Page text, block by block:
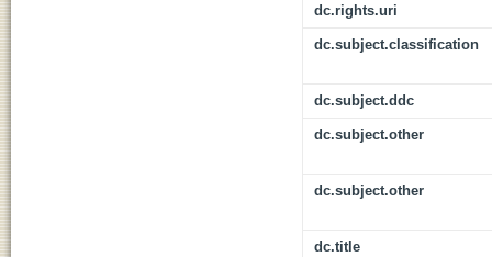
dc.rights.uri
dc.subject.classification
dc.subject.ddc
dc.subject.other
dc.subject.other
dc.title